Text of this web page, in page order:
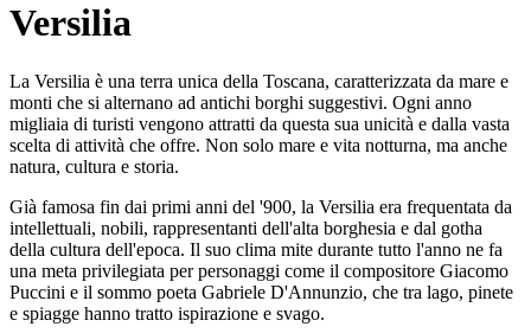
Versilia
La Versilia è una terra unica della Toscana, caratterizzata da mare e
monti che si alternano ad antichi borghi suggestivi. Ogni anno
migliaia di turisti vengono attratti da questa sua unicità e dalla vasta
scelta di attività che offre. Non solo mare e vita notturna, ma anche
natura, cultura e storia.
Già famosa fin dai primi anni del '900, la Versilia era frequentata da
intellettuali, nobili, rappresentanti dell'alta borghesia e dal gotha
della cultura dell'epoca. Il suo clima mite durante tutto l'anno ne fa
una meta privilegiata per personaggi come il compositore Giacomo
Puccini e il sommo poeta Gabriele D'Annunzio, che tra lago, pinete
e spiagge hanno tratto ispirazione e svago.